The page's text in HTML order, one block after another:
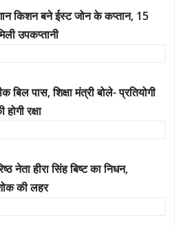
किशन बने ईस्ट जोन के कप्तान, 15
उपकप्तानी
पास, शिक्षा मंत्री बोले- प्रतियोगी
रक्षा
नेता हीरा सिंह बिष्ट का निधन,
की लहर